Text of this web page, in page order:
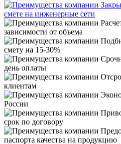
смете на инженерные сети
зависимости от объема
смету на 15-30%
день оплаты
клиентам
России
срок по договору
паспорта качества на продукцию